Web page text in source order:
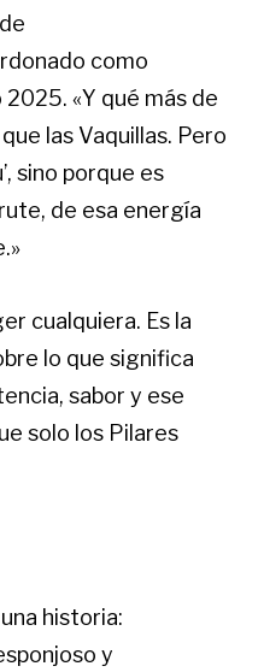
como
«Y qué más de
las Vaquillas. Pero
sino porque es
de esa energía
cualquiera. Es la
lo que significa
sabor y ese
solo los Pilares
historia:
y